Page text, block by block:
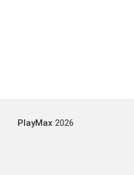
PlayMax 2026